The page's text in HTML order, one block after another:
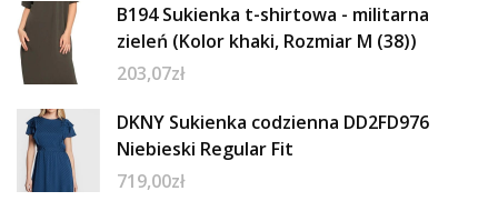
B194 Sukienka t-shirtowa - militarna
zieleń (Kolor khaki, Rozmiar M (38))
203,07zł
DKNY Sukienka codzienna DD2FD976
Niebieski Regular Fit
719,00zł